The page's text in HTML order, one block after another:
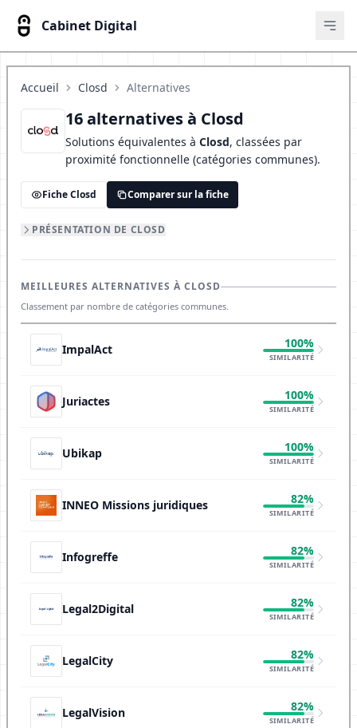
Cabinet Digital
Accueil Closd Alternatives
16 alternatives à Closd
Solutions équivalentes à Closd, classées par
proximité fonctionnelle (catégories communes).
Fiche Closd Comparer sur la fiche
PRÉSENTATION DE CLOSD
MEILLEURES ALTERNATIVES À CLOSD
Classement par nombre de catégories communes.
ImpalAct 100%
SIMILARITÉ
Juriactes 100%
SIMILARITÉ
Ubikap 100%
SIMILARITÉ
INNEO Missions juridiques 82%
SIMILARITÉ
Infogreffe 82%
SIMILARITÉ
Legal2Digital 82%
SIMILARITÉ
LegalCity 82%
SIMILARITÉ
LegalVision 82%
SIMILARITÉ